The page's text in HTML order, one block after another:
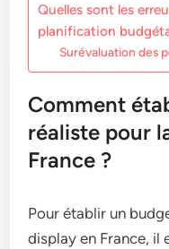
Quelles sont les
planification
Surévaluation des
Comment
réaliste pour
France ?
Pour établir un
display en France, il